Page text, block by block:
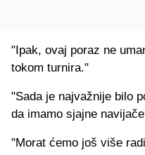
"Ipak, ovaj poraz ne
tokom turnira."
"Sada je najvažnije bilo
da imamo sjajne
"Morat ćemo još više